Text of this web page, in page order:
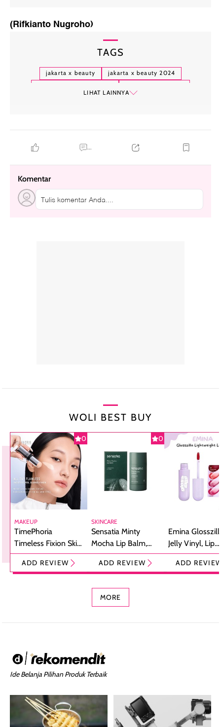
(Rifkianto Nugroho)
TAGS
jakarta x beauty
jakarta x beauty 2024
LIHAT LAINNYA
...
Komentar
Tulis komentar Anda....
WOLI BEST BUY
0
MAKEUP
TimePhoria
Timeless Fixion Skin
Tint Stick,
Foundation dan
ADD REVIEW
0
SKINCARE
Sensatia Minty
Mocha Lip Balm,
Pelembap Bibir
dengan Aroma
ADD REVIEW
Emina
Jelly Vinyl, Lip
Cream Glossy
Ringan
ADD
MORE
Ide Belanja Pilihan Produk Terbaik